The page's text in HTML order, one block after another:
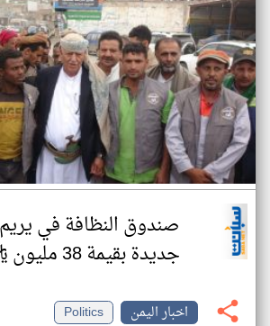
صندوق النظافة في
جديدة بقيمة 38 مليون ريال
اخبار اليمن
Politics